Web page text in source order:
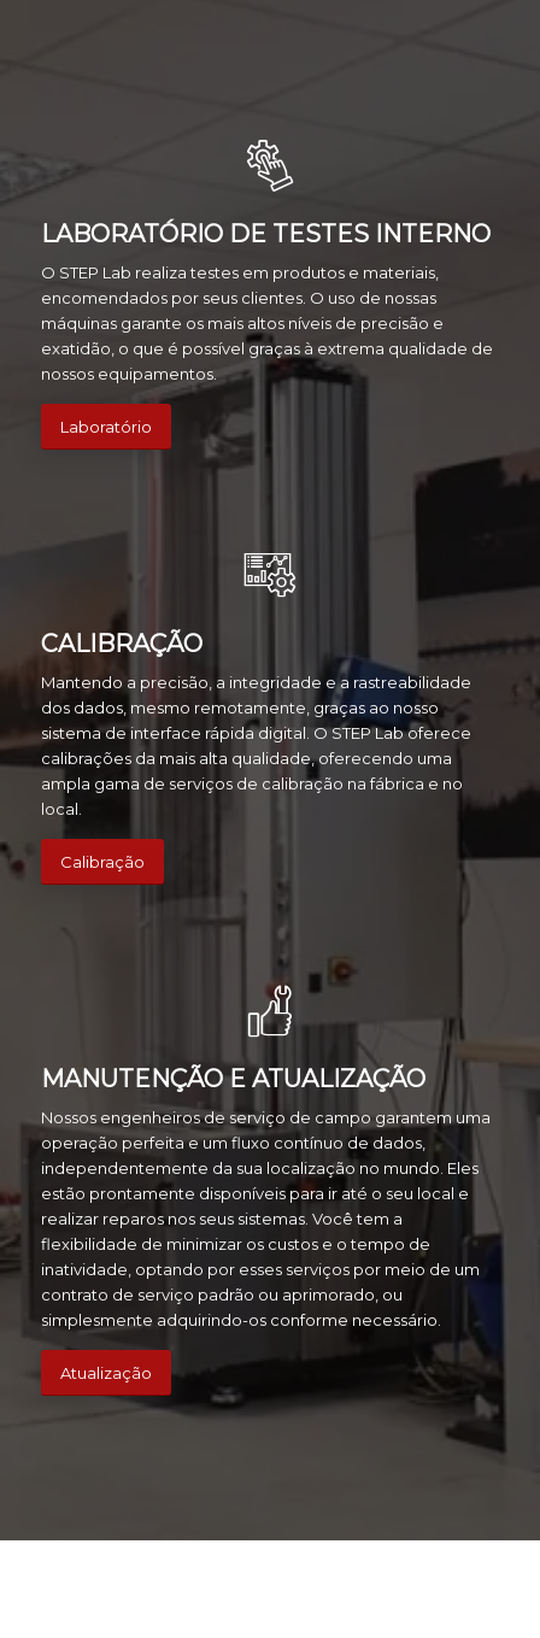
LABORATÓRIO DE TESTES INTERNO
O STEP Lab realiza testes em produtos e materiais,
encomendados por seus clientes. O uso de nossas
máquinas garante os mais altos níveis de precisão e
exatidão, o que é possível graças à extrema qualidade de
nossos equipamentos.
Laboratório
CALIBRAÇÃO
Mantendo a precisão, a integridade e a rastreabilidade
dos dados, mesmo remotamente, graças ao nosso
sistema de interface rápida digital. O STEP Lab oferece
calibrações da mais alta qualidade, oferecendo uma
ampla gama de serviços de calibração na fábrica e no
local.
Calibração
MANUTENÇÃO E ATUALIZAÇÃO
Nossos engenheiros de serviço de campo garantem uma
operação perfeita e um fluxo contínuo de dados,
independentemente da sua localização no mundo. Eles
estão prontamente disponíveis para ir até o seu local e
realizar reparos nos seus sistemas. Você tem a
flexibilidade de minimizar os custos e o tempo de
inatividade, optando por esses serviços por meio de um
contrato de serviço padrão ou aprimorado, ou
simplesmente adquirindo-os conforme necessário.
Atualização